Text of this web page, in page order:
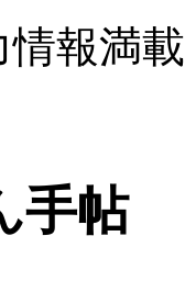
報満載
手帖